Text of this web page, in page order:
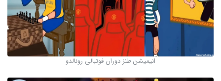
انیمیشن طنز دوران فوتبالی رونالدو